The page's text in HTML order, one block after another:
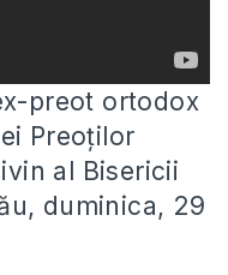
preot ortodox
Preoților
al Bisericii
duminica, 29